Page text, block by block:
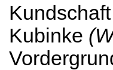
Kubinke